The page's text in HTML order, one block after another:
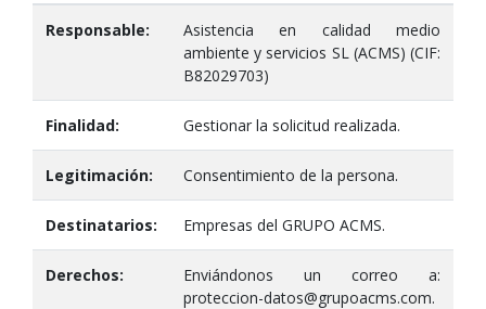
Responsable:
Asistencia en calidad medio
ambiente y servicios SL (ACMS) (CIF:
B82029703)
Finalidad: Gestionar la solicitud realizada.
Legitimación: Consentimiento de la persona.
Destinatarios: Empresas del GRUPO ACMS.
Derechos:
Enviándonos un correo a:
proteccion-datos@grupoacms.com.